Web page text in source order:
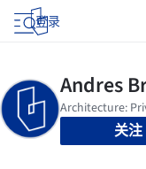
登录
关注